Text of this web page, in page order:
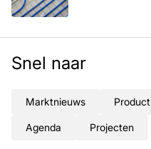
Snel naar
Marktnieuws
Agenda Projecten